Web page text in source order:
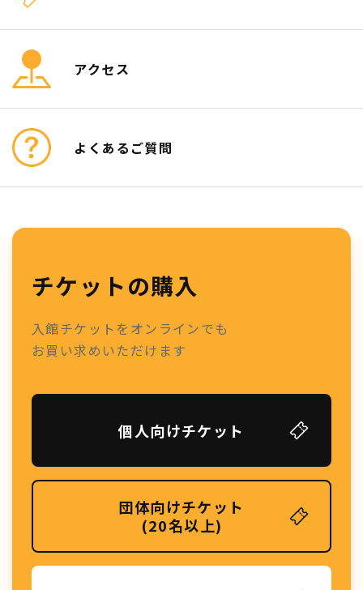
アクセス
よくあるご質問
チケットの購入
入館チケットをオンラインでも
お買い求めいただけます
個人向けチケット
団体向けチケット
(20名以上)